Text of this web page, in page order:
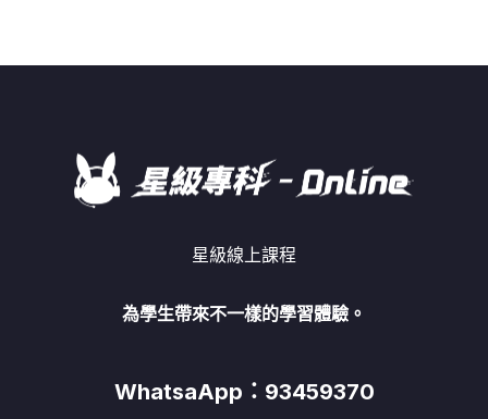
星級線上課程
為學生帶來不一樣的學習體驗。
WhatsaApp：93459370